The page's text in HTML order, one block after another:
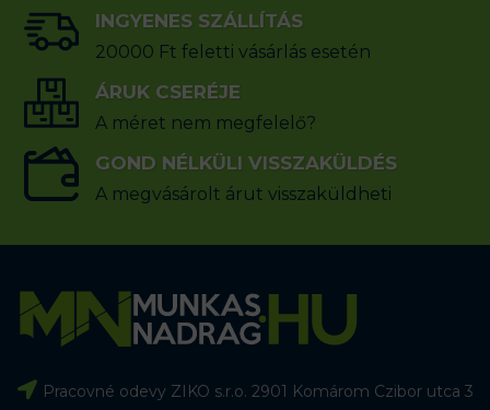
INGYENES SZÁLLÍTÁS
20000 Ft feletti vásárlás esetén
ÁRUK CSERÉJE
A méret nem megfelelő?
GOND NÉLKÜLI VISSZAKÜLDÉS
A megvásárolt árut visszaküldheti
Pracovné odevy ZIKO s.r.o. 2901 Komárom Czibor utca 3